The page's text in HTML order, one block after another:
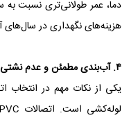
دما، عمر طولانی‌تری نسبت
هزینه‌های نگهداری در سال‌های
۴. آب‌بندی مطمئن و عدم نشتی
یکی از نکات مهم در انتخاب